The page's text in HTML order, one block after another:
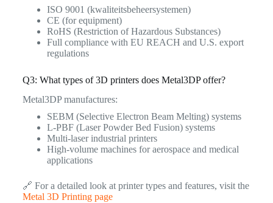
ISO 9001 (kwaliteitsbeheersystemen)
CE (for equipment)
RoHS (Restriction of Hazardous Substances)
Full compliance with EU REACH and U.S. export
regulations
Q3: What types of 3D printers does Metal3DP offer?
Metal3DP manufactures:
SEBM (Selective Electron Beam Melting) systems
L-PBF (Laser Powder Bed Fusion) systems
Multi-laser industrial printers
High-volume machines for aerospace and medical
applications
🔗 For a detailed look at printer types and features, visit the
Metal 3D Printing page